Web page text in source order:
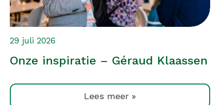
Onze inspiratie – Géraud Klaassen
29 juli 2026
Lees meer »